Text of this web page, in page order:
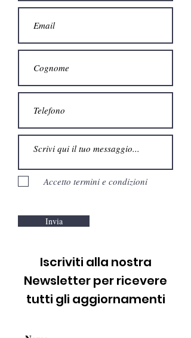
Accetto termini e condizioni
Invia
Iscriviti alla nostra
Newsletter per ricevere
tutti gli aggiornamenti